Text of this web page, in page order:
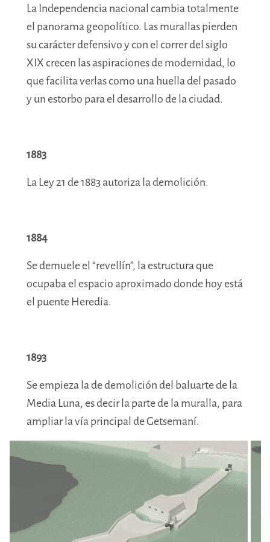
La Independencia nacional cambia totalmente
el panorama geopolítico. Las murallas pierden
su carácter defensivo y con el correr del siglo
XIX crecen las aspiraciones de modernidad, lo
que facilita verlas como una huella del pasado
y un estorbo para el desarrollo de la ciudad.
1883
La Ley 21 de 1883 autoriza la demolición.
1884
Se demuele el “revellín”, la estructura que
ocupaba el espacio aproximadodonde hoy está
el puente Heredia.
1893
Se empieza la de demolición del baluarte de la
Media Luna, es decir la parte de la muralla, para
ampliar la vía principal de Getsemaní.